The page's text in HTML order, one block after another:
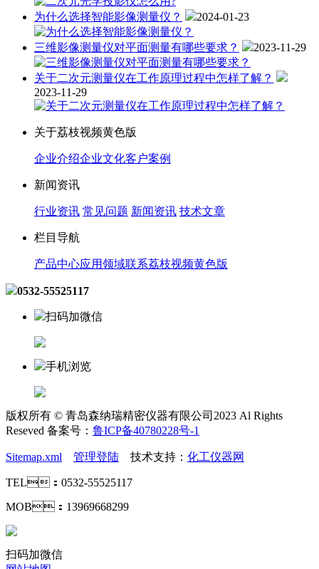
为什么选择智能影像测量仪？ 2024-01-23
三维影像测量仪对平面测量有哪些要求？ 2023-11-29
关于二次元测量仪在工作原理过程中怎样了解？
2023-11-29
关于荔枝视频黄色版
企业介绍企业文化客户案例
新闻资讯
行业资讯 常见问题 新闻资讯 技术文章
栏目导航
产品中心应用领域联系荔枝视频黄色版
0532-55525117
扫码加微信
手机浏览
版权所有 © 青岛森纳瑞精密仪器有限公司2023 Al Rights
Reseved 备案号： 鲁ICP备40780228号-1
Sitemap.xml 管理登陆 技术支持： 化工仪器网
TEL：0532-55525117
MOB：13969668299
扫码加微信